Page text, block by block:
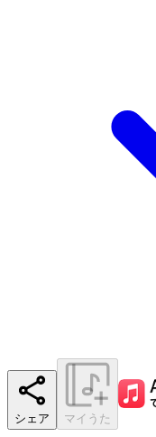
シェア マイうた